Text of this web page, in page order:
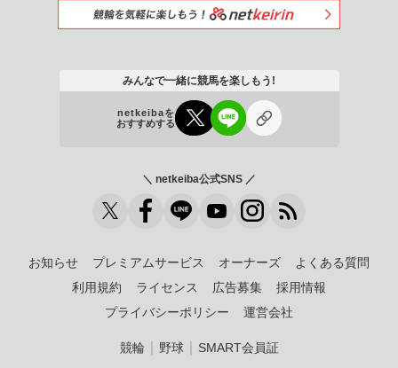
みんなで一緒に競馬を楽しもう!
netkeibaを
おすすめする
＼ netkeiba公式SNS ／
お知らせ プレミアムサービス オーナーズ
よくある質問
利用規約
ライセンス 広告募集
採用情報
プライバシーポリシー
運営会社
競輪 野球｜ SMART会員証